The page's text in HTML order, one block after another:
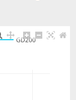
GD200